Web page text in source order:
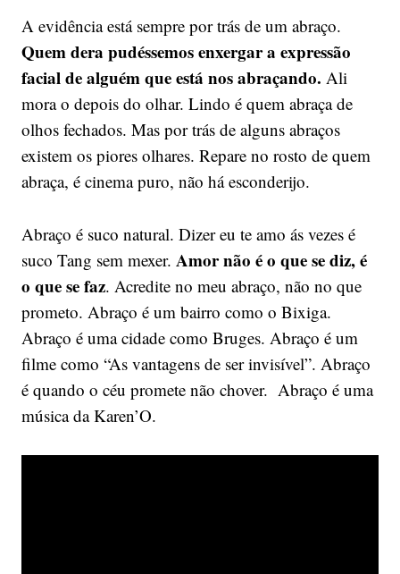
A evidência está sempre por trás de um abraço.
Quem dera pudéssemos enxergar a expressão
facial de alguém que está nos abraçando. Ali
mora o depois do olhar. Lindo é quem abraça de
olhos fechados. Mas por trás de alguns abraços
existem os piores olhares. Repare no rosto de quem
abraça, é cinema puro, não há esconderijo.
Abraço é suco natural. Dizer eu te amo ás vezes é
suco Tang sem mexer. Amor não é o que se diz, é
o que se faz. Acredite no meu abraço, não no que
prometo. Abraço é um bairro como o Bixiga.
Abraço é uma cidade como Bruges. Abraço é um
filme como “As vantagens de ser invisível”. Abraço
é quando o céu promete não chover. Abraço é uma
música da Karen’O.